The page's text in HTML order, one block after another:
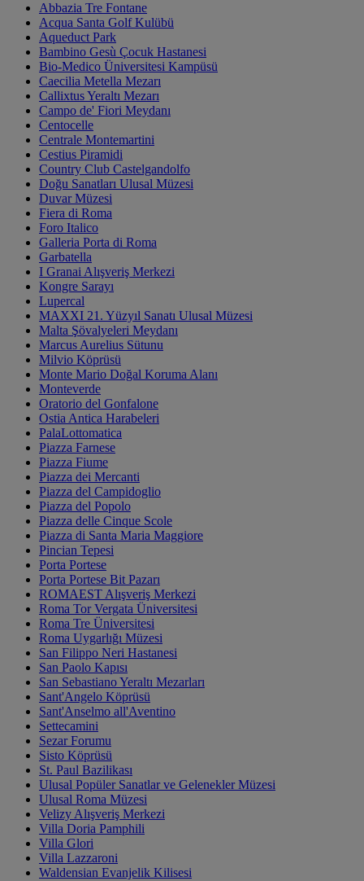
Abbazia Tre Fontane
Acqua Santa Golf Kulübü
Aqueduct Park
Bambino Gesù Çocuk Hastanesi
Bio-Medico Üniversitesi Kampüsü
Caecilia Metella Mezarı
Callixtus Yeraltı Mezarı
Campo de' Fiori Meydanı
Centocelle
Centrale Montemartini
Cestius Piramidi
Country Club Castelgandolfo
Doğu Sanatları Ulusal Müzesi
Duvar Müzesi
Fiera di Roma
Foro Italico
Galleria Porta di Roma
Garbatella
I Granai Alışveriş Merkezi
Kongre Sarayı
Lupercal
MAXXI 21. Yüzyıl Sanatı Ulusal Müzesi
Malta Şövalyeleri Meydanı
Marcus Aurelius Sütunu
Milvio Köprüsü
Monte Mario Doğal Koruma Alanı
Monteverde
Oratorio del Gonfalone
Ostia Antica Harabeleri
PalaLottomatica
Piazza Farnese
Piazza Fiume
Piazza dei Mercanti
Piazza del Campidoglio
Piazza del Popolo
Piazza delle Cinque Scole
Piazza di Santa Maria Maggiore
Pincian Tepesi
Porta Portese
Porta Portese Bit Pazarı
ROMAEST Alışveriş Merkezi
Roma Tor Vergata Üniversitesi
Roma Tre Üniversitesi
Roma Uygarlığı Müzesi
San Filippo Neri Hastanesi
San Paolo Kapısı
San Sebastiano Yeraltı Mezarları
Sant'Angelo Köprüsü
Sant'Anselmo all'Aventino
Settecamini
Sezar Forumu
Sisto Köprüsü
St. Paul Bazilikası
Ulusal Popüler Sanatlar ve Gelenekler Müzesi
Ulusal Roma Müzesi
Velizy Alışveriş Merkezi
Villa Doria Pamphili
Villa Glori
Villa Lazzaroni
Waldensian Evanjelik Kilisesi